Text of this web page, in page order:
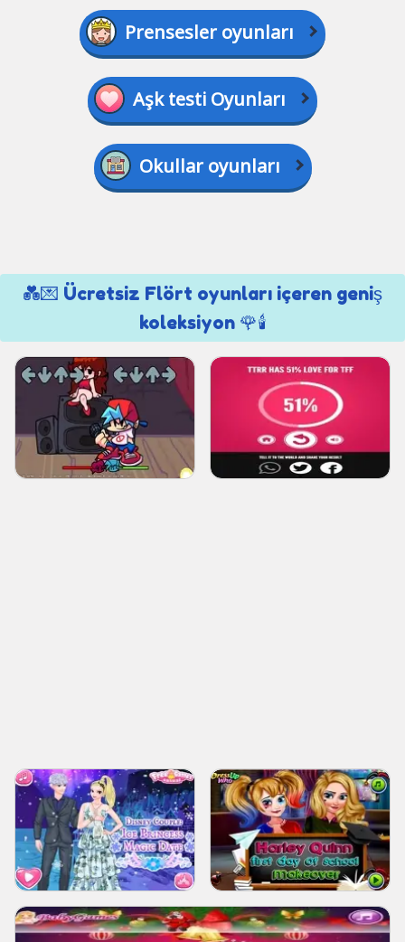
Prensesler oyunları
Aşk testi Oyunları
Okullar oyunları
💑💌 Ücretsiz Flört oyunları içeren geniş
koleksiyon 🌹🕯️